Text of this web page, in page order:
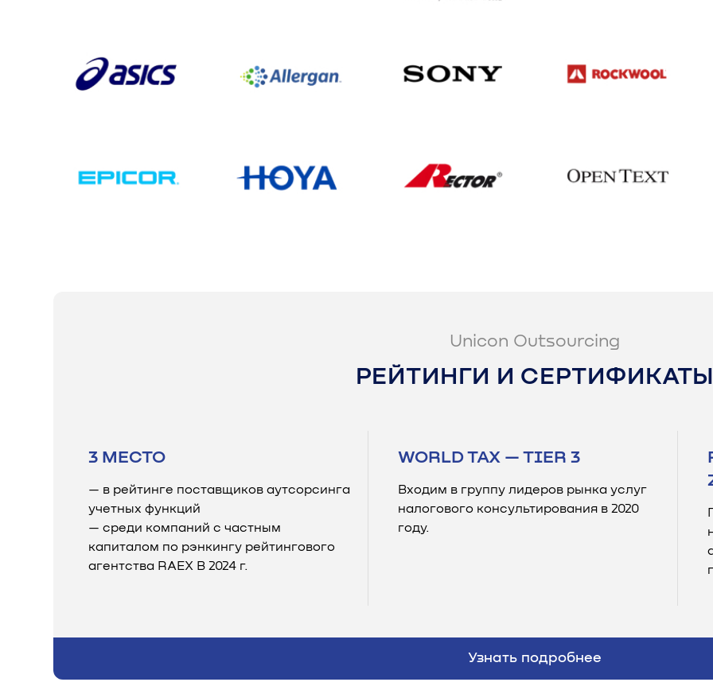
Unicon Outsourcing
РЕЙТИНГИ И
3 МЕСТО
— в рейтинге поставщиков аутсорсинга
учетных функций
— среди компаний с частным
капиталом по рэнкингу рейтингового
агентства RAEX B 2024 г.
WORLD TAX — TIER 3
Входим в группу лидеров рынка услуг
налогового консультирования в 2020
году.
Узнать подробнее